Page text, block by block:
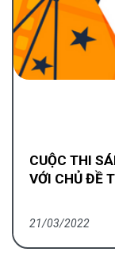
CUỘC THI
VỚI CHỦ ĐỀ
21/03/2022